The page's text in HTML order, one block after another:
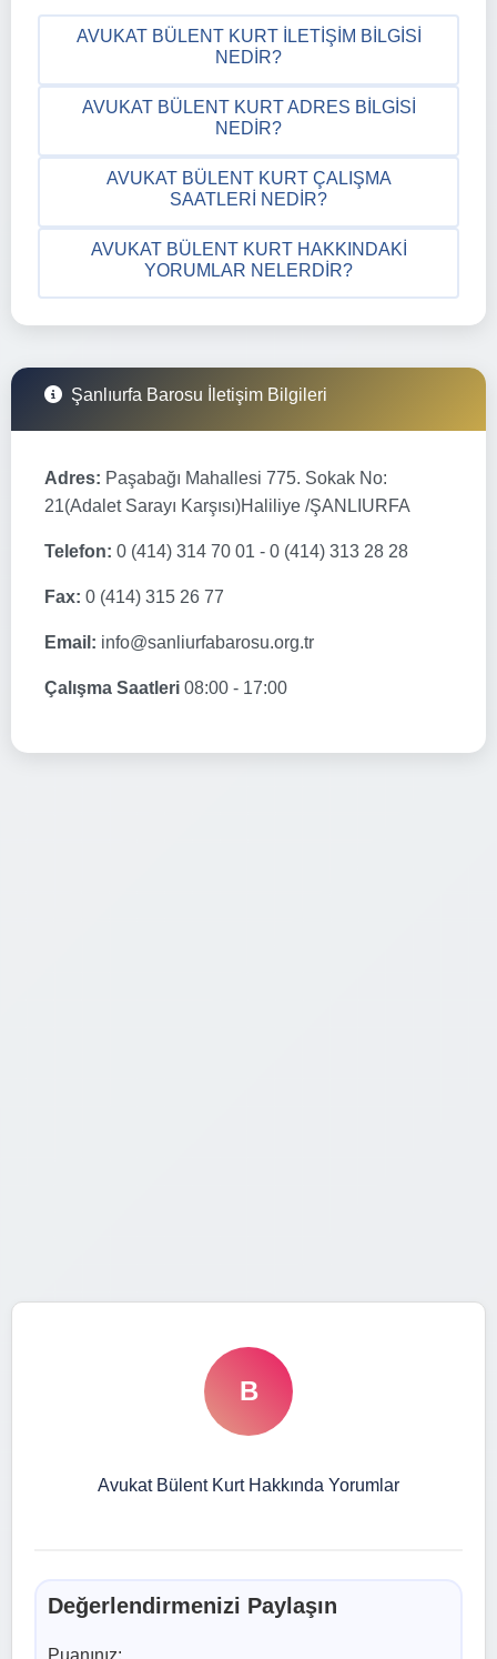
AVUKAT BÜLENT KURT İLETIŞIM BILGISI
NEDIR?
AVUKAT BÜLENT KURT ADRES BILGISI
NEDIR?
AVUKAT BÜLENT KURT ÇALIŞMA
SAATLERI NEDIR?
AVUKAT BÜLENT KURT HAKKINDAKI
YORUMLAR NELERDIR?
Şanlıurfa Barosu İletişim Bilgileri
Adres: Paşabağı Mahallesi 775. Sokak No:
21(Adalet Sarayı Karşısı)Haliliye /ŞANLIURFA
Telefon: 0 (414) 314 70 01 - 0 (414) 313 28 28
Fax: 0 (414) 315 26 77
Email: info@sanliurfabarosu.org.tr
Çalışma Saatleri 08:00 - 17:00
B
Avukat Bülent Kurt Hakkında Yorumlar
Değerlendirmenizi Paylaşın
Puanınız: